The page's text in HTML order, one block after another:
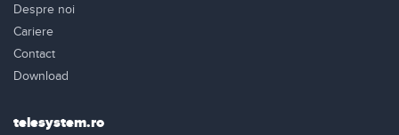
Despre noi
Cariere
Contact
Download
telesystem.ro